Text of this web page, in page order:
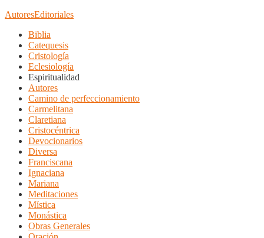
AutoresEditoriales
Biblia
Catequesis
Cristología
Eclesiología
Espiritualidad
Autores
Camino de perfeccionamiento
Carmelitana
Claretiana
Cristocéntrica
Devocionarios
Diversa
Franciscana
Ignaciana
Mariana
Meditaciones
Mística
Monástica
Obras Generales